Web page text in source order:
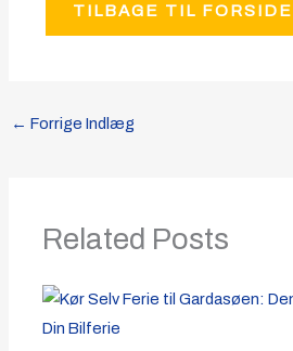
TILBAGE TIL FORSIDE
← Forrige Indlæg
Related Posts